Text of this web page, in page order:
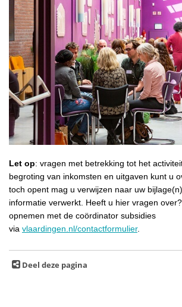
Let op: vragen met betrekking tot het
begroting van inkomsten en uitgaven kunt u
toch opent mag u verwijzen naar uw
informatie verwerkt. Heeft u hier vragen
opnemen met de coördinator subsidies
via vlaardingen.nl/contactformulier.
Deel deze pagina